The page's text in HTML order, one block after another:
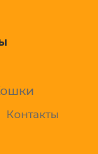
Контакты